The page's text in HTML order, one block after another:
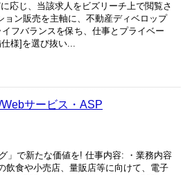
応じ、当該求人をビズリーチ上で閲覧さ
ン販売を主軸に、不動産ディベロップ
フバランスを保ち、仕事とプライベー
様]を選び抜い...
サービス・ASP
」で新たな価値を! 仕事内容: ・業務内容
飲食や小売店、量販店等に向けて、電子